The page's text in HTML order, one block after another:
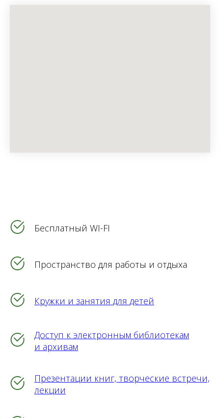
Бесплатный WI-FI
Пространство для работы и отдыха
Кружки и занятия для детей
Доступ к электронным библиотекам
и архивам
Презентации книг, творческие встречи,
лекции